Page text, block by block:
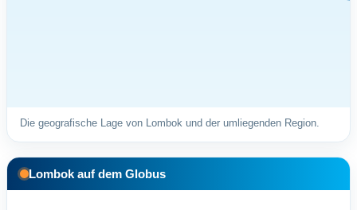
Die geografische Lage von Lombok und der umliegenden Region.
Lombok auf dem Globus